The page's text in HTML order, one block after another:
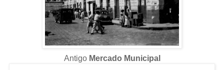
Antigo Mercado Municipal